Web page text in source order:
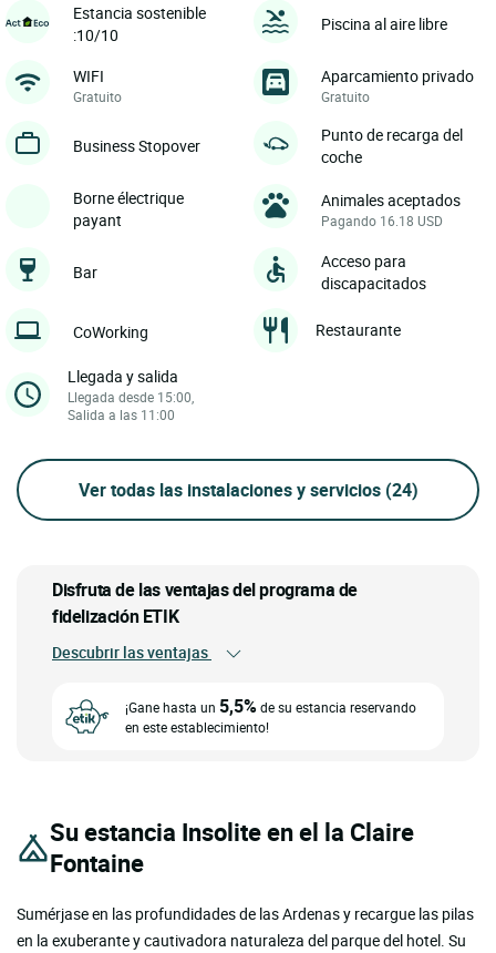
Estancia sostenible
:10/10
Piscina al aire libre
WIFI
Gratuito
Aparcamiento privado
Gratuito
Business Stopover
Punto de recarga del
coche
Borne électrique
payant
Animales aceptados
Pagando 16.18 USD
Bar
Acceso para
discapacitados
CoWorking Restaurante
Llegada y salida
Llegada desde 15:00,
Salida a las 11:00
Ver todas las instalaciones y servicios (24)
Disfruta de las ventajas del programa de
fidelización ETIK
Descubrir las ventajas
¡Gane hasta un 5,5%de su estancia reservando
en este establecimiento!
Su estancia Insolite en el la Claire
Fontaine
Sumérjase en las profundidades de las Ardenas y recargue las pilas
en la exuberante y cautivadora naturaleza del parque del hotel. Su